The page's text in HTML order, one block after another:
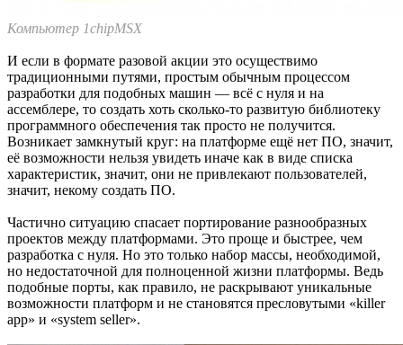
Компьютер 1chipMSX
И если в формате разовой акции это осуществимо
традиционными путями, простым обычным процессом
разработки для подобных машин — всё с нуля и на
ассемблере, то создать хоть сколько-то развитую библиотеку
программного обеспечения так просто не получится.
Возникает замкнутый круг: на платформе ещё нет ПО, значит,
её возможности нельзя увидеть иначе как в виде списка
характеристик, значит, они не привлекают пользователей,
значит, некому создать ПО.
Частично ситуацию спасает портирование разнообразных
проектов между платформами. Это проще и быстрее, чем
разработка с нуля. Но это только набор массы, необходимой,
но недостаточной для полноценной жизни платформы. Ведь
подобные порты, как правило, не раскрывают уникальные
возможности платформ и не становятся пресловутыми «killer
app» и «system seller».